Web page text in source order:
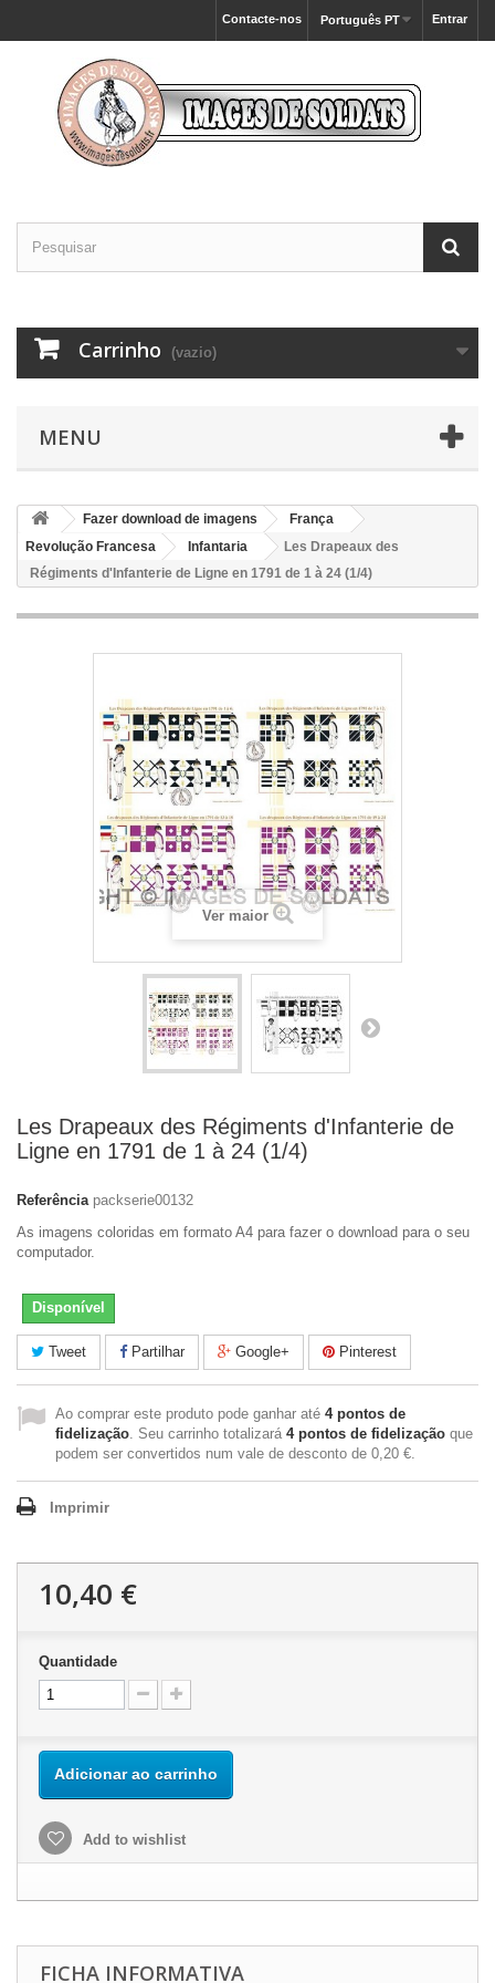
Entrar
Português PT
Contacte-nos
Carrinho (vazio)
MENU
Fazer download de imagens
França
Revolução Francesa
Infantaria
Les Drapeaux des
Régiments d'Infanterie de Ligne en 1791 de 1 à 24 (1/4)
Ver maior
Les Drapeaux des Régiments d'Infanterie de
Ligne en 1791 de 1 à 24 (1/4)
Referência packserie00132
As imagens coloridas em formato A4 para fazer o download para o seu
computador.
Disponível
Tweet Partilhar Google+ Pinterest
Ao comprar este produto pode ganhar até 4pontos de
fidelização. Seu carrinho totalizará 4pontos de fidelização que
podem ser convertidos num vale de desconto de 0,20 €.
Imprimir
10,40 €
Quantidade
Adicionar ao carrinho
Add to wishlist
FICHA INFORMATIVA